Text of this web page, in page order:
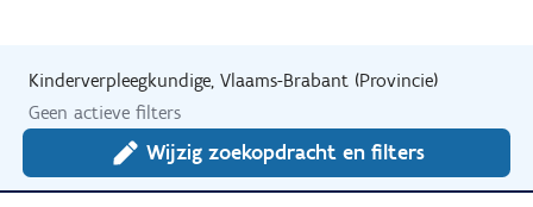
Kinderverpleegkundige, Vlaams-Brabant (Provincie)
Geen actieve filters
Wijzig zoekopdracht en filters